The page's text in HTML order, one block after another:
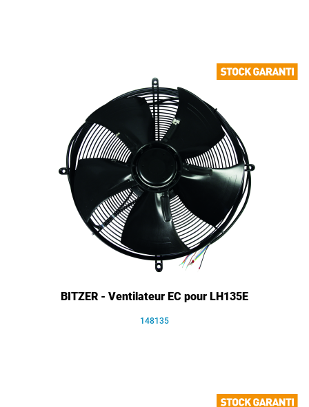
BITZER - Ventilateur EC pour LH135E
148135